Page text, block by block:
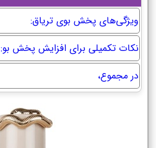
ویژگی‌های پخش بوی تریاق:
نکات تکمیلی برای افزایش پخش بو:
در مجموع،